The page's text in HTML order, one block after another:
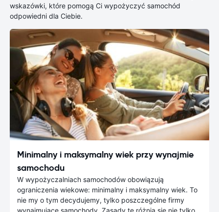
wskazówki, które pomogą Ci wypożyczyć samochód
odpowiedni dla Ciebie.
Minimalny i maksymalny wiek przy wynajmie
samochodu
W wypożyczalniach samochodów obowiązują
ograniczenia wiekowe: minimalny i maksymalny wiek. To
nie my o tym decydujemy, tylko poszczególne firmy
wynajmujące samochody. Zasady te różnią się nie tylko